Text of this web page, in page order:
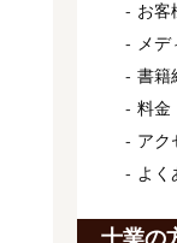
お客
メ
書籍
料金
アク
よく
士業の